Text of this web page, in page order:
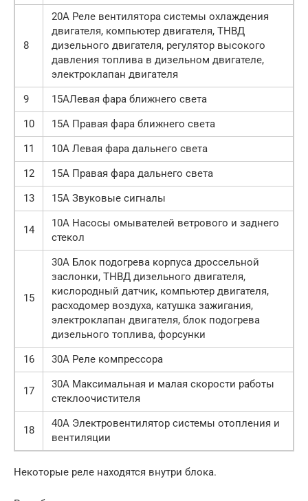
8
20А Реле вентилятора системы охлаждения
двигателя, компьютер двигателя, ТНВД
дизельного двигателя, регулятор высокого
давления топлива в дизельном двигателе,
электроклапан двигателя
9
15АЛевая фара ближнего света
10
15А Правая фара ближнего света
11
10А Левая фара дальнего света
12
15А Правая фара дальнего света
13
15А Звуковые сигналы
14
10А Насосы омывателей ветрового и заднего
стекол
15
30А Блок подогрева корпуса дроссельной
заслонки, ТНВД дизельного двигателя,
кислородный датчик, компьютер двигателя,
расходомер воздуха, катушка зажигания,
электроклапан двигателя, блок подогрева
дизельного топлива, форсунки
16
30А Реле компрессора
17
30А Максимальная и малая скорости работы
стеклоочистителя
18
40А Электровентилятор системы отопления и
вентиляции
Некоторые реле находятся внутри блока.